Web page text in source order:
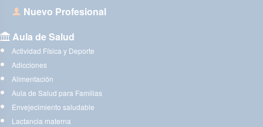
Nuevo Profesional
Aula de Salud
Actividad Física y Deporte
Adicciones
Alimentación
Aula de Salud para Familias
Envejecimiento saludable
Lactancia materna